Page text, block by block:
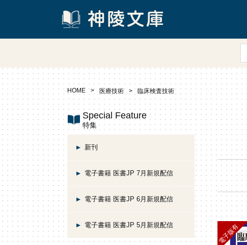
HOME 医療技術 臨床検査技術
Special Feature
特集
新刊
電子書籍 医書JP 7月新規配信
電子書籍 医書JP 6月新規配信
電子書籍 医書JP 5月新規配信